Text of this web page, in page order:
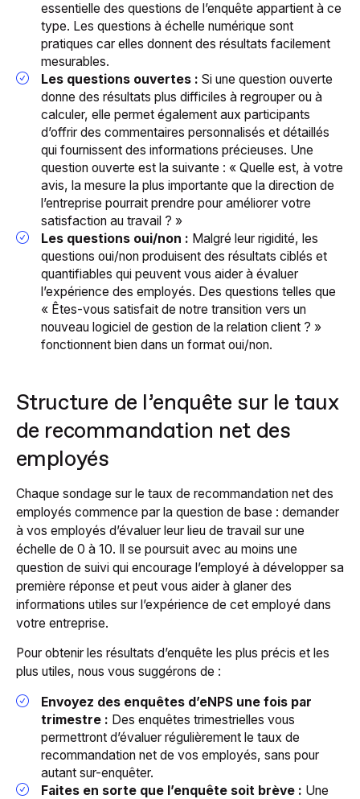
essentielle des questions de l’enquête appartient à ce
type. Les questions à échelle numérique sont
pratiques car elles donnent des résultats facilement
mesurables.
Les questions ouvertes : Si une question ouverte
donne des résultats plus difficiles à regrouper ou à
calculer, elle permet également aux participants
d’offrir des commentaires personnalisés et détaillés
qui fournissent des informations précieuses. Une
question ouverte est la suivante : « Quelle est, à votre
avis, la mesure la plus importante que la direction de
l’entreprise pourrait prendre pour améliorer votre
satisfaction au travail ? »
Les questions oui/non : Malgré leur rigidité, les
questions oui/non produisent des résultats ciblés et
quantifiables qui peuvent vous aider à évaluer
l’expérience des employés. Des questions telles que
« Êtes-vous satisfait de notre transition vers un
nouveau logiciel de gestion de la relation client ? »
fonctionnent bien dans un format oui/non.
Structure de l’enquête sur le taux
de recommandation net des
employés
Chaque sondage sur le taux de recommandation net des
employés commence par la question de base : demander
à vos employés d’évaluer leur lieu de travail sur une
échelle de 0 à 10. Il se poursuit avec au moins une
question de suivi qui encourage l’employé à développer sa
première réponse et peut vous aider à glaner des
informations utiles sur l’expérience de cet employé dans
votre entreprise.
Pour obtenir les résultats d’enquête les plus précis et les
plus utiles, nous vous suggérons de :
Envoyez des enquêtes d’eNPS une fois par
trimestre : Des enquêtes trimestrielles vous
permettront d’évaluer régulièrement le taux de
recommandation net de vos employés, sans pour
autant sur-enquêter.
Faites en sorte que l’enquête soit brève : Une